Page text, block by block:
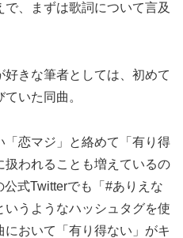
で、まずは歌詞について言及
きな筆者としては、初めて
いた同曲。
恋マジ」と絡めて「有り得
われることも増えているの
式Twitterでも「#ありえな
うようなハッシュタグを使
おいて「有り得ない」がキ